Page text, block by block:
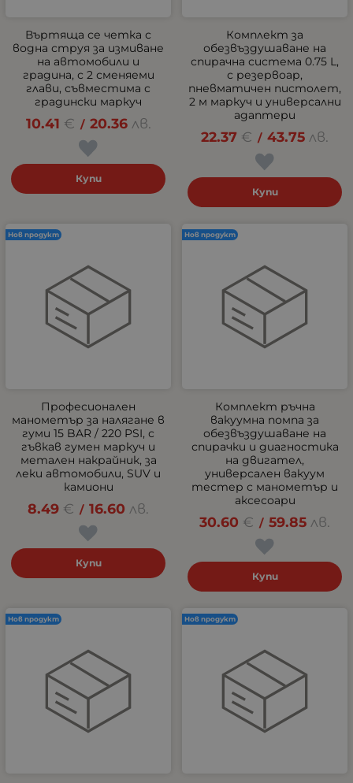
Въртяща се четка с
водна струя за измиване
на автомобили и
градина, с 2 сменяеми
глави, съвместима с
градински маркуч
10.41 € / 20.36 лв.
Купи
Комплект за
обезвъздушаване на
спирачна система 0.75 L,
с резервоар,
пневматичен пистолет,
2 м маркуч и универсални
адаптери
22.37 € / 43.75 лв.
Купи
Професионален
манометър за налягане в
гуми 15 BAR / 220 PSI, с
гъвкав гумен маркуч и
метален накрайник, за
леки автомобили, SUV и
камиони
8.49 € / 16.60 лв.
Купи
Нов продукт
Комплект ръчна
вакуумна помпа за
обезвъздушаване на
спирачки и диагностика
на двигател,
универсален вакуум
тестер с манометър и
аксесоари
30.60 € / 59.85 лв.
Купи
Нов продукт
Нов продукт Нов продукт